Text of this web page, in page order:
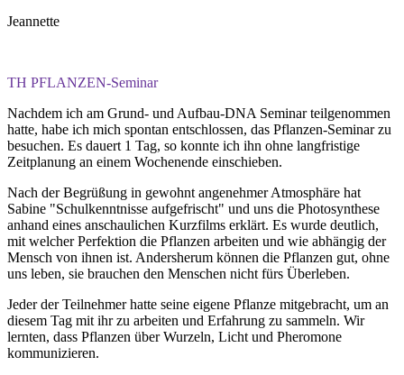
Jeannette
TH PFLANZEN-Seminar
Nachdem ich am Grund- und Aufbau-DNA Seminar teilgenommen
hatte, habe ich mich spontan entschlossen, das Pflanzen-Seminar zu
besuchen. Es dauert 1 Tag, so konnte ich ihn ohne langfristige
Zeitplanung an einem Wochenende einschieben.
Nach der Begrüßung in gewohnt angenehmer Atmosphäre hat
Sabine "Schulkenntnisse aufgefrischt" und uns die Photosynthese
anhand eines anschaulichen Kurzfilms erklärt. Es wurde deutlich,
mit welcher Perfektion die Pflanzen arbeiten und wie abhängig der
Mensch von ihnen ist. Andersherum können die Pflanzen gut, ohne
uns leben, sie brauchen den Menschen nicht fürs Überleben.
Jeder der Teilnehmer hatte seine eigene Pflanze mitgebracht, um an
diesem Tag mit ihr zu arbeiten und Erfahrung zu sammeln. Wir
lernten, dass Pflanzen über Wurzeln, Licht und Pheromone
kommunizieren.